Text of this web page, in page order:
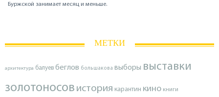
Буржской занимает месяц и меньше.
МЕТКИ
архитектура балуев беглов большакова выборы выставки
золотоносов история карантин кино книги